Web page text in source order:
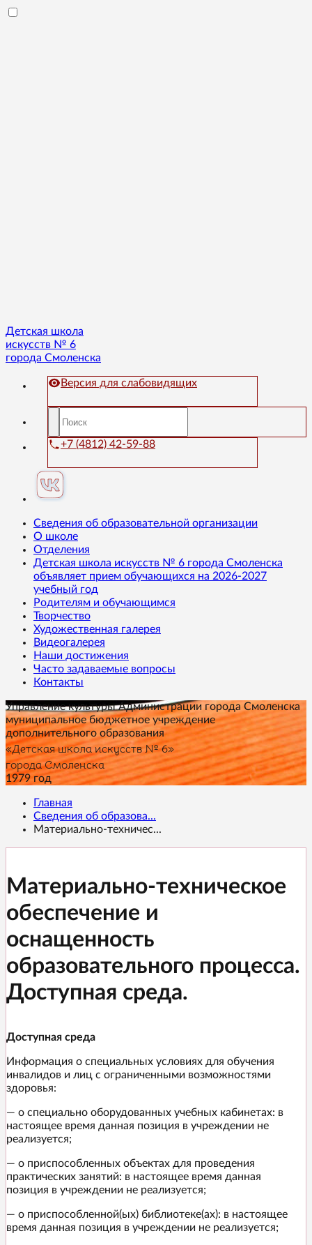
Детская школа
искусств № 6
города Смоленска
Версия для слабовидящих
+7 (4812) 42-59-88
Сведения об образовательной организации
О школе
Отделения
Детская школа искусств № 6 города Смоленска
объявляет прием обучающихся на 2026-2027
учебный год
Родителям и обучающимся
Творчество
Художественная галерея
Видеогалерея
Наши достижения
Часто задаваемые вопросы
Контакты
Управление культуры Администрации города Смоленска
муниципальное бюджетное учреждение
дополнительного образования
«Детская школа искусств № 6»
города Смоленска
1979 год
Главная
Сведения об образова...
Материально-техничес...
Материально-техническое
обеспечение и
оснащенность
образовательного процесса.
Доступная среда.
Доступная среда
Информация о специальных условиях для обучения
инвалидов и лиц с ограниченными возможностями
здоровья:
— о специально оборудованных учебных кабинетах: в
настоящее время данная позиция в учреждении не
реализуется;
— о приспособленных объектах для проведения
практических занятий: в настоящее время данная
позиция в учреждении не реализуется;
— о приспособленной(ых) библиотеке(ах): в настоящее
время данная позиция в учреждении не реализуется;